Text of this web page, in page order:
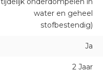
water en geheel
stofbestendig)
Ja
2 Jaar